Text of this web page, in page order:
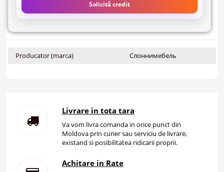
Solicită credit
Producator (marca) Слоннимебель
Livrare in tota tara
Va vom livra comanda in orice punct din
Moldova prin curier sau serviciu de livrare,
existand si posibilitatea ridicarii proprii.
Achitare in Rate